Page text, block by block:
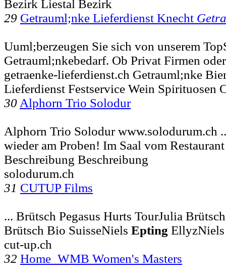
Bezirk Liestal Bezirk
29 Getrauml;nke Lieferdienst Knecht
Uuml;berzeugen Sie sich von unserem
Getrauml;nkebedarf. Ob Privat Firmen
getraenke-lieferdienst.ch Getrauml;nke
Lieferdienst Festservice Wein Spirituosen
30 Alphorn Trio Solodur
Alphorn Trio Solodur www.solodurum.ch
wieder am Proben! Im Saal vom
Beschreibung Beschreibung
solodurum.ch
31 CUTUP Films
... Brütsch Pegasus Hurts TourJulia
Brütsch Bio SuisseNiels Epting
cut-up.ch
32 Home_WMB Women's Masters